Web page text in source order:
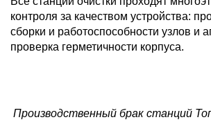
контроля за качеством устройства:
сборки и работоспособности узлов и
проверка герметичности корпуса.
Производственный брак станций